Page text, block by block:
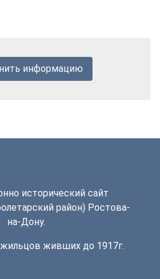
информацию
исторический сайт
район) Ростова-
на-Дону.
живших до 1917г.